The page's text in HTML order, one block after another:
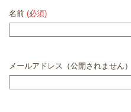
名前 (必須)
メールアドレス（公開されません）